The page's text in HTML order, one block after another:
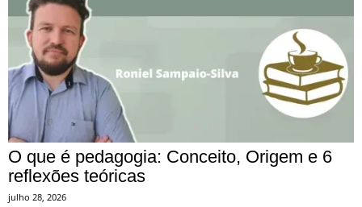
O que é pedagogia: Conceito, Origem e 6
reflexões teóricas
julho 28, 2026